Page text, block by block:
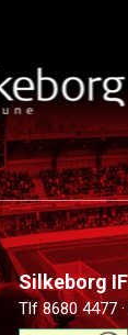
Silkeborg
Tlf 8680 4477